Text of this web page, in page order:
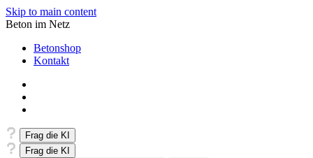
Skip to main content
Beton im Netz
Betonshop
Kontakt
Frag die KI
Frag die KI